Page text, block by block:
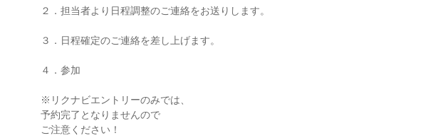
２．担当者より日程調整のご連絡をお送りします。
３．日程確定のご連絡を差し上げます。
４．参加
※リクナビエントリーのみでは、
予約完了となりませんので
ご注意ください！